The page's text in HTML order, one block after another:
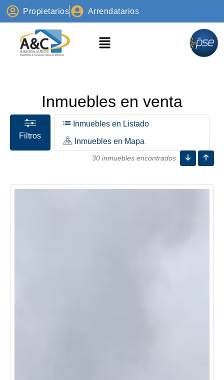
Propietarios Arrendatarios
Inmuebles en venta
Filtros
Inmuebles en Listado
Inmuebles en Mapa
30 inmuebles encontrados